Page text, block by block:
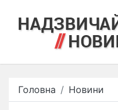
Головна Новини